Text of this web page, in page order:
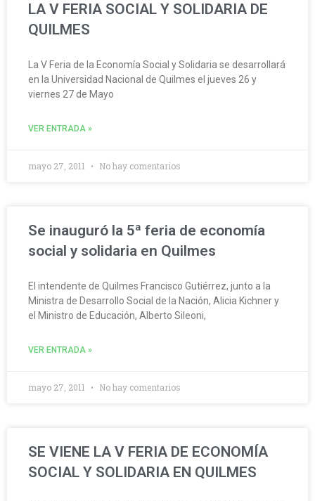
LA V FERIA SOCIAL Y SOLIDARIA DE
QUILMES
La V Feria de la Economía Social y Solidaria se desarrollará
en la Universidad Nacional de Quilmes el jueves 26 y
viernes 27 de Mayo
VER ENTRADA »
mayo 27, 2011 No hay comentarios
Se inauguró la 5ª feria de economía
social y solidaria en Quilmes
El intendente de Quilmes Francisco Gutiérrez, junto a la
Ministra de Desarrollo Social de la Nación, Alicia Kichner y
el Ministro de Educación, Alberto Sileoni,
VER ENTRADA »
mayo 27, 2011 No hay comentarios
SE VIENE LA V FERIA DE ECONOMÍA
SOCIAL Y SOLIDARIA EN QUILMES